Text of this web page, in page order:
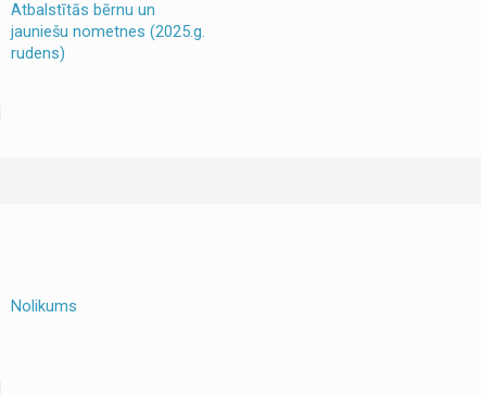
Atbalstītās bērnu un
jauniešu nometnes (2025.g.
rudens)
Nolikums